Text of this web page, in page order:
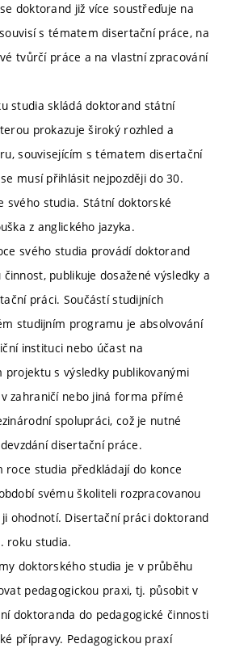
doktorand již více soustřeďuje na
s tématem disertační práce, na
tvůrčí práce a na vlastní zpracování
studia skládá doktorand státní
prokazuje široký rozhled a
souvisejícím s tématem disertační
musí přihlásit nejpozději do 30.
svého studia. Státní doktorské
z anglického jazyka.
svého studia provádí doktorand
publikuje dosažené výsledky a
práci. Součástí studijních
studijním programu je absolvování
instituci nebo účast na
s výsledky publikovanými
zahraničí nebo jiná forma přímé
spolupráci, což je nutné
disertační práce.
studia předkládají do konce
svému školiteli rozpracovanou
ohodnotí. Disertační práci doktorand
roku studia.
doktorského studia je v průběhu
pedagogickou praxi, tj. působit v
doktoranda do pedagogické činnosti
přípravy. Pedagogickou praxí